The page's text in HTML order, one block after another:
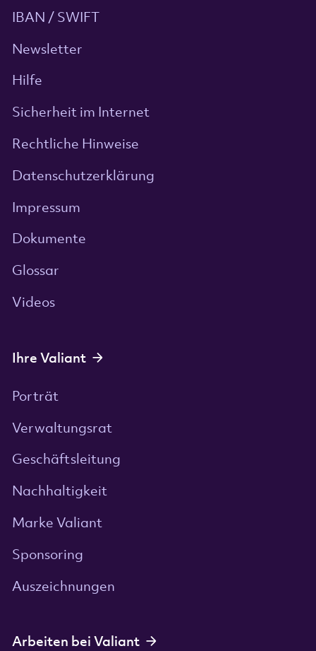
IBAN / SWIFT
Newsletter
Hilfe
Sicherheit im Internet
Rechtliche Hinweise
Datenschutzerklärung
Impressum
Dokumente
Glossar
Videos
Ihre Valiant
Porträt
Verwaltungsrat
Geschäftsleitung
Nachhaltigkeit
Marke Valiant
Sponsoring
Auszeichnungen
Arbeiten bei Valiant